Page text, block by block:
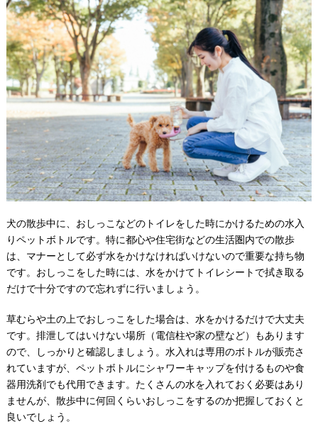
犬の散歩中に、おしっこなどのトイレをした時にかけるための水入
りペットボトルです。特に都心や住宅街などの生活圏内での散歩
は、マナーとして必ず水をかけなければいけないので重要な持ち物
です。おしっこをした時には、水をかけてトイレシートで拭き取る
だけで十分ですので忘れずに行いましょう。
草むらや土の上でおしっこをした場合は、水をかけるだけで大丈夫
です。排泄してはいけない場所（電信柱や家の壁など）もあります
ので、しっかりと確認しましょう。水入れは専用のボトルが販売さ
れていますが、ペットボトルにシャワーキャップを付けるものや食
器用洗剤でも代用できます。たくさんの水を入れておく必要はあり
ませんが、散歩中に何回くらいおしっこをするのか把握しておくと
良いでしょう。